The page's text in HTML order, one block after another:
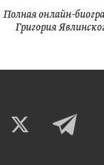
Полная онлайн-
Григория